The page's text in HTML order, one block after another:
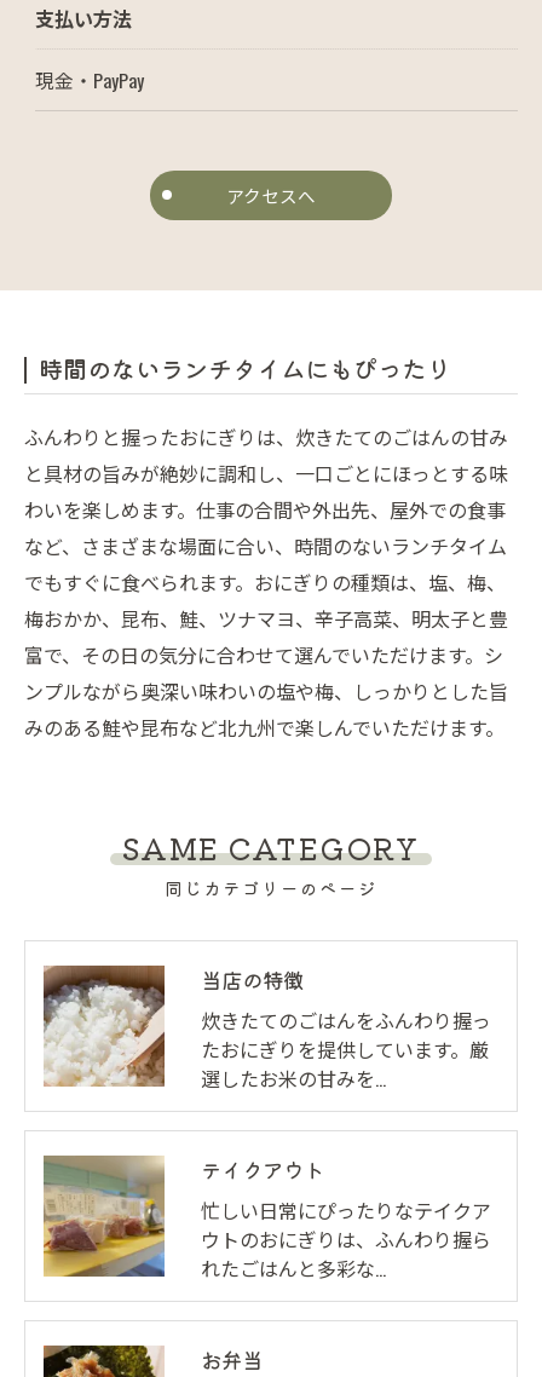
支払い方法
現金・PayPay
アクセスへ
時間のないランチタイムにもぴったり
ふんわりと握ったおにぎりは、炊きたてのごはんの甘み
と具材の旨みが絶妙に調和し、一口ごとにほっとする味
わいを楽しめます。仕事の合間や外出先、屋外での食事
など、さまざまな場面に合い、時間のないランチタイム
でもすぐに食べられます。おにぎりの種類は、塩、梅、
梅おかか、昆布、鮭、ツナマヨ、辛子高菜、明太子と豊
富で、その日の気分に合わせて選んでいただけます。シ
ンプルながら奥深い味わいの塩や梅、しっかりとした旨
みのある鮭や昆布など北九州で楽しんでいただけます。
同じカテゴリーのページ
SAME CATEGORY
当店の特徴
炊きたてのごはんをふんわり握っ
たおにぎりを提供しています。厳
選したお米の甘みを…
テイクアウト
忙しい日常にぴったりなテイクア
ウトのおにぎりは、ふんわり握ら
れたごはんと多彩な…
お弁当